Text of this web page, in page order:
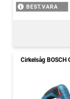
BEST.VARA
Cirkelsåg BOSCH